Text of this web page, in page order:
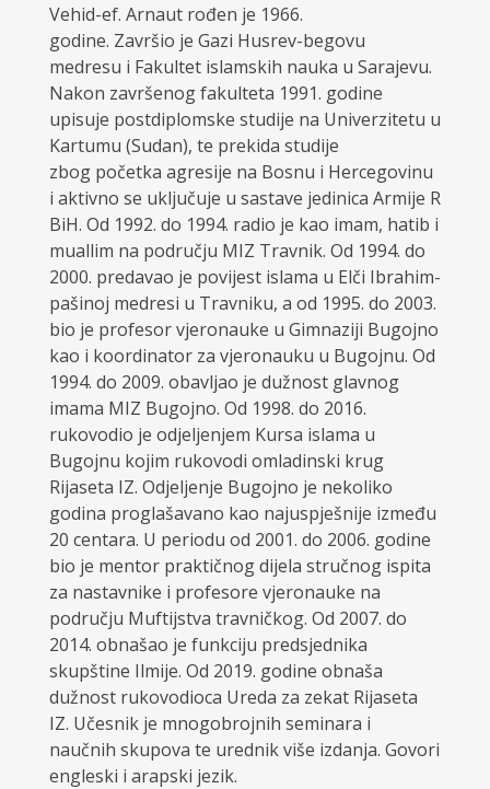
Vehid-ef. Arnaut rođen je 1966.
godine. Završio je Gazi Husrev-begovu
medresu i Fakultet islamskih nauka u Sarajevu.
Nakon završenog fakulteta 1991. godine
upisuje postdiplomske studije na Univerzitetu u
Kartumu (Sudan), te prekida studije
zbog početka agresije na Bosnu i Hercegovinu
i aktivno se uključuje u sastave jedinica Armije R
BiH. Od 1992. do 1994. radio je kao imam, hatib i
muallim na području MIZ Travnik. Od 1994. do
2000. predavao je povijest islama u Elči Ibrahim-
pašinoj medresi u Travniku, a od 1995. do 2003.
bio je profesor vjeronauke u Gimnaziji Bugojno
kao i koordinator za vjeronauku u Bugojnu. Od
1994. do 2009. obavljao je dužnost glavnog
imama MIZ Bugojno. Od 1998. do 2016.
rukovodio je odjeljenjem Kursa islama u
Bugojnu kojim rukovodi omladinski krug
Rijaseta IZ. Odjeljenje Bugojno je nekoliko
godina proglašavano kao najuspješnije između
20 centara. U periodu od 2001. do 2006. godine
bio je mentor praktičnog dijela stručnog ispita
za nastavnike i profesore vjeronauke na
području Muftijstva travničkog. Od 2007. do
2014. obnašao je funkciju predsjednika
skupštine Ilmije. Od 2019. godine obnaša
dužnost rukovodioca Ureda za zekat Rijaseta
IZ. Učesnik je mnogobrojnih seminara i
naučnih skupova te urednik više izdanja. Govori
engleski i arapski jezik.